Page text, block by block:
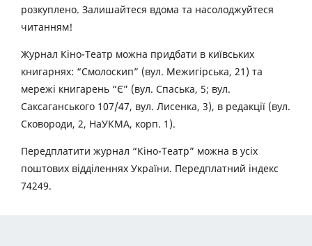
розкуплено. Залишайтеся вдома та насолоджуйтеся
читанням!
Журнал Кіно-Театр можна придбати в київських
книгарнях: “Смолоскип” (вул. Межигірська, 21) та
мережі книгарень “Є” (вул. Спаська, 5; вул.
Саксаганського 107/47, вул. Лисенка, 3), в редакції (вул.
Сковороди, 2, НаУКМА, корп. 1).
Передплатити журнал “Кіно-Театр” можна в усіх
поштових відділеннях України. Передплатний індекс
74249.